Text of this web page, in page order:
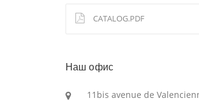
CATALOG.PDF
Наш офис
11bis avenue de